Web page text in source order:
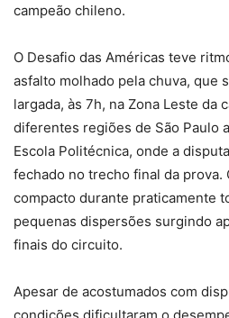
campeão chileno.
O Desafio das Américas teve
asfalto molhado pela chuva, que
largada, às 7h, na Zona Leste da
diferentes regiões de São Paulo
Escola Politécnica, onde a
fechado no trecho final da prova.
compacto durante praticamente
pequenas dispersões surgindo
finais do circuito.
Apesar de acostumados com
condições dificultaram o